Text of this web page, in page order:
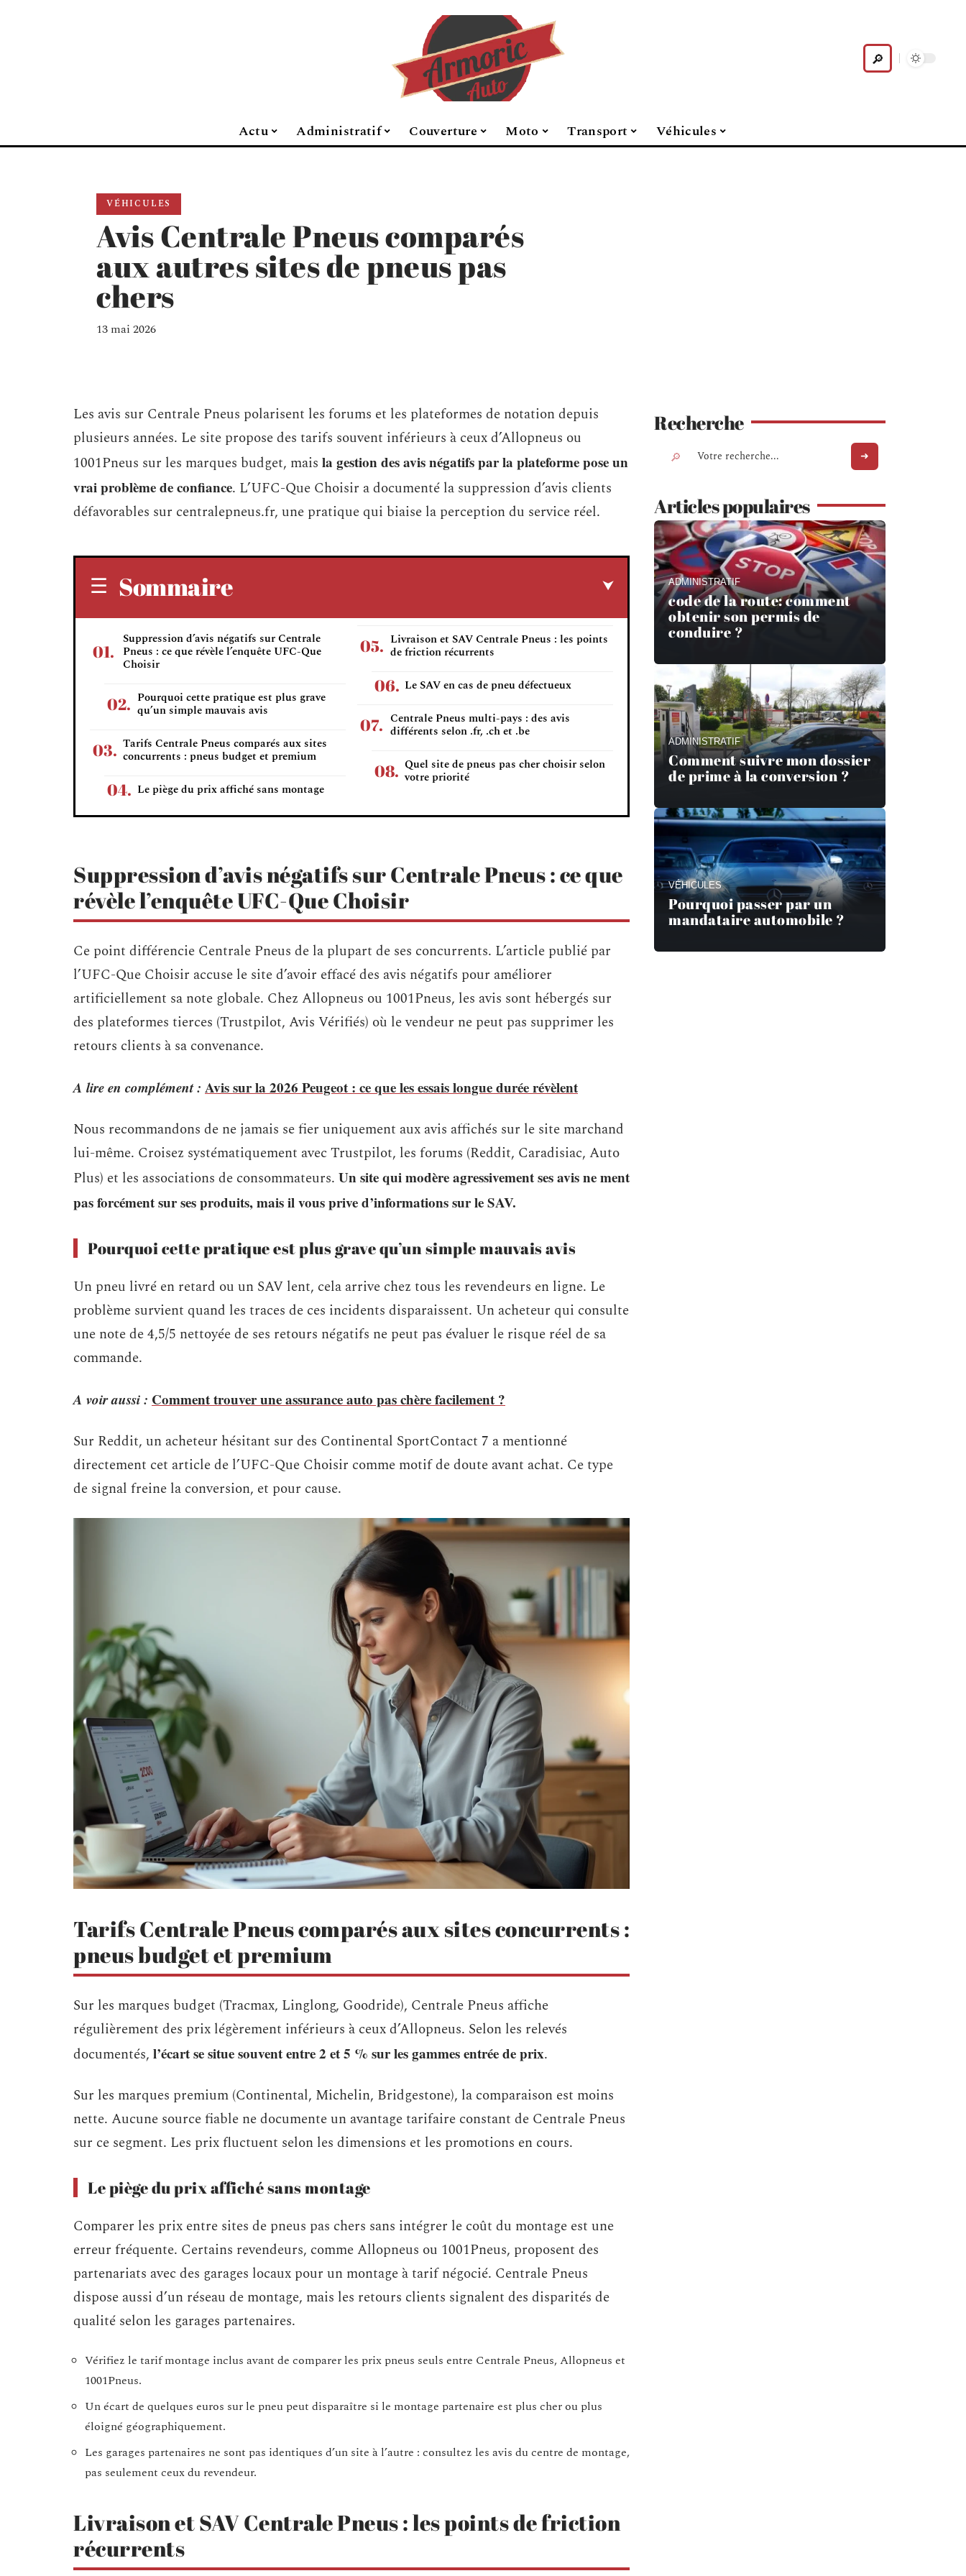
Actu Administratif Couverture Moto Transport Véhicules
VÉHICULES
Avis Centrale Pneus comparés
aux autres sites de pneus pas
chers
13 mai 2026
Les avis sur Centrale Pneus polarisent les forums et les plateformes de notation depuis
plusieurs années. Le site propose des tarifs souvent inférieurs à ceux d’Allopneus ou
1001Pneus sur les marques budget, mais la gestion des avis négatifs par la plateforme pose un
vrai problème de confiance. L’UFC-Que Choisir a documenté la suppression d’avis clients
défavorables sur centralepneus.fr, une pratique qui biaise la perception du service réel.
Sommaire
Suppression d’avis négatifs sur Centrale
Pneus : ce que révèle l’enquête UFC-Que
Choisir
Pourquoi cette pratique est plus grave
qu’un simple mauvais avis
Tarifs Centrale Pneus comparés aux sites
concurrents : pneus budget et premium
Le piège du prix affiché sans montage
Livraison et SAV Centrale Pneus : les points
de friction récurrents
Le SAV en cas de pneu défectueux
Centrale Pneus multi-pays : des avis
différents selon .fr, .ch et .be
Quel site de pneus pas cher choisir selon
votre priorité
Suppression d’avis négatifs sur Centrale Pneus : ce que
révèle l’enquête UFC-Que Choisir
Ce point différencie Centrale Pneus de la plupart de ses concurrents. L’article publié par
l’UFC-Que Choisir accuse le site d’avoir effacé des avis négatifs pour améliorer
artificiellement sa note globale. Chez Allopneus ou 1001Pneus, les avis sont hébergés sur
des plateformes tierces (Trustpilot, Avis Vérifiés) où le vendeur ne peut pas supprimer les
retours clients à sa convenance.
A lire en complément : Avis sur la 2026 Peugeot : ce que les essais longue durée révèlent
Nous recommandons de ne jamais se fier uniquement aux avis affichés sur le site marchand
lui-même. Croisez systématiquement avec Trustpilot, les forums (Reddit, Caradisiac, Auto
Plus) et les associations de consommateurs. Un site qui modère agressivement ses avis ne ment
pas forcément sur ses produits, mais il vous prive d’informations sur le SAV.
Pourquoi cette pratique est plus grave qu’un simple mauvais avis
Un pneu livré en retard ou un SAV lent, cela arrive chez tous les revendeurs en ligne. Le
problème survient quand les traces de ces incidents disparaissent. Un acheteur qui consulte
une note de 4,5/5 nettoyée de ses retours négatifs ne peut pas évaluer le risque réel de sa
commande.
A voir aussi : Comment trouver une assurance auto pas chère facilement ?
Sur Reddit, un acheteur hésitant sur des Continental SportContact 7 a mentionné
directement cet article de l’UFC-Que Choisir comme motif de doute avant achat. Ce type
de signal freine la conversion, et pour cause.
Tarifs Centrale Pneus comparés aux sites concurrents :
pneus budget et premium
Sur les marques budget (Tracmax, Linglong, Goodride), Centrale Pneus affiche
régulièrement des prix légèrement inférieurs à ceux d’Allopneus. Selon les relevés
documentés, l’écart se situe souvent entre 2 et 5 % sur les gammes entrée de prix.
Sur les marques premium (Continental, Michelin, Bridgestone), la comparaison est moins
nette. Aucune source fiable ne documente un avantage tarifaire constant de Centrale Pneus
sur ce segment. Les prix fluctuent selon les dimensions et les promotions en cours.
Le piège du prix affiché sans montage
Comparer les prix entre sites de pneus pas chers sans intégrer le coût du montage est une
erreur fréquente. Certains revendeurs, comme Allopneus ou 1001Pneus, proposent des
partenariats avec des garages locaux pour un montage à tarif négocié. Centrale Pneus
dispose aussi d’un réseau de montage, mais les retours clients signalent des disparités de
qualité selon les garages partenaires.
Vérifiez le tarif montage inclus avant de comparer les prix pneus seuls entre Centrale Pneus, Allopneus et
1001Pneus.
Un écart de quelques euros sur le pneu peut disparaître si le montage partenaire est plus cher ou plus
éloigné géographiquement.
Les garages partenaires ne sont pas identiques d’un site à l’autre : consultez les avis du centre de montage,
pas seulement ceux du revendeur.
Livraison et SAV Centrale Pneus : les points de friction
récurrents
Recherche
Articles populaires
ADMINISTRATIF
code de la route: comment
obtenir son permis de
conduire ?
ADMINISTRATIF
Comment suivre mon dossier
de prime à la conversion ?
VÉHICULES
Pourquoi passer par un
mandataire automobile ?